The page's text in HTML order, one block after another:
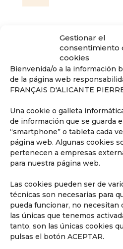
Gestionar el
consentimiento
cookies
Bienvenida/o a la información
de la página web
FRANÇAIS D'ALICANTE
Una cookie o galleta
de información que se guarda
“smartphone” o tableta cada
página web. Algunas cookies
pertenecen a empresas
para nuestra página web.
Las cookies pueden ser de
técnicas son necesarias para
pueda funcionar, no necesitan
las únicas que tenemos
tanto, son las únicas cookies
pulsas el botón ACEPTAR.
Conoce nuestra
de infantil y primaria
Los niños van a
reflexionando y